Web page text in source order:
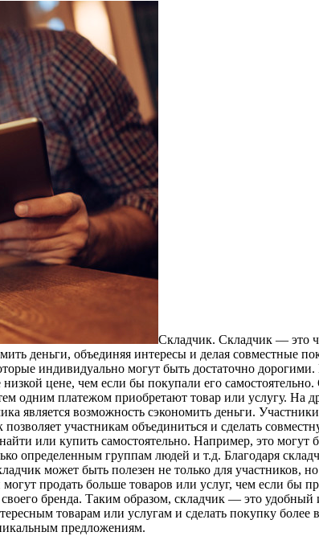
Склaдчик. Склaдчик — этo
деньги, объединяя интересы и делая совместные
индивидуально могут быть достаточно
цене, чем если бы покупали его
одним платежом приобретают товар или услугу. На
является возможность сэкономить деньги.
участникам объединиться и сделать
или купить самостоятельно. Например, это
определенным группам людей и т.д. Благодаря
может быть полезен не только для
продать больше товаров или услуг, чем если бы
бренда. Таким образом, складчик — это
товарам или услугам и сделать покупку
предложениям.